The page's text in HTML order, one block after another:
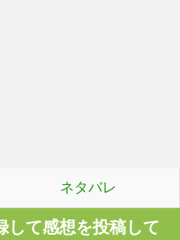
ネタバレ
して感想を投稿して